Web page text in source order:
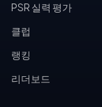
PSR 실력 평가
클럽
랭킹
리더보드